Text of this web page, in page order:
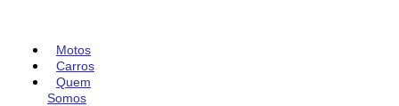
conteúdo
Motos
Carros
Quem
Somos